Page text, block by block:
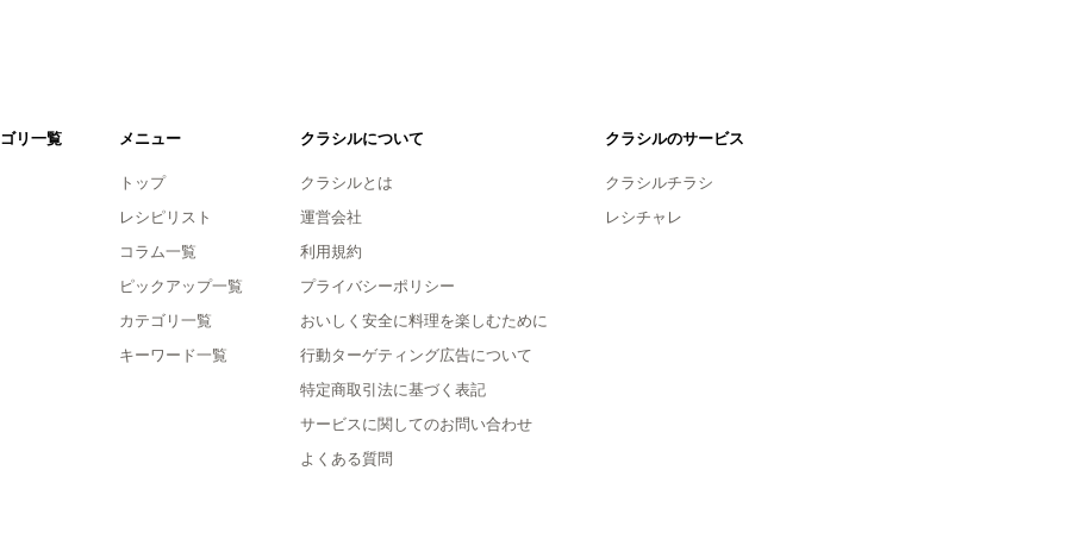
リ一覧 メニュー
トップ
レシピリスト
コラム一覧
ピックアップ一覧
カテゴリ一覧
キーワード一覧
クラシルについて
クラシルとは
運営会社
利用規約
プライバシーポリシー
おいしく安全に料理を楽しむために
行動ターゲティング広告について
特定商取引法に基づく表記
サービスに関してのお問い合わせ
よくある質問
クラシルのサービス
クラシルチラシ
レシチャレ